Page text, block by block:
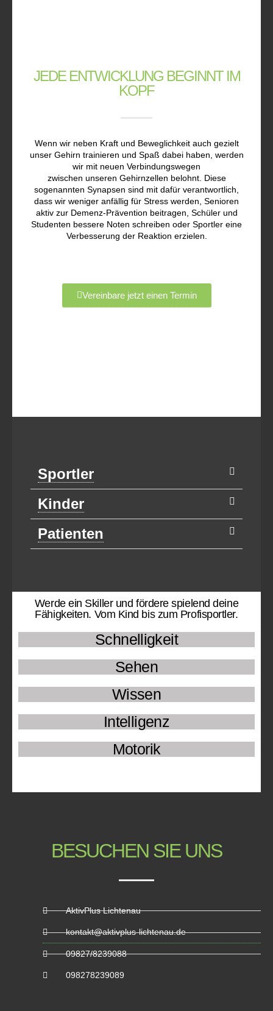
JEDE ENTWICKLUNG BEGINNT IM
KOPF
Wenn wir neben Kraft und Beweglichkeit auch gezielt
unser Gehirn trainieren und Spaß dabei haben, werden
wir mit neuen Verbindungswegen
zwischen unseren Gehirnzellen belohnt. Diese
sogenannten Synapsen sind mit dafür verantwortlich,
dass wir weniger anfällig für Stress werden, Senioren
aktiv zur Demenz-Prävention beitragen, Schüler und
Studenten bessere Noten schreiben oder Sportler eine
Verbesserung der Reaktion erzielen.
Vereinbare jetzt einen Termin
Sportler
Kinder
Patienten
Werde ein Skiller und fördere spielend deine
Fähigkeiten. Vom Kind bis zum Profisportler.
Schnelligkeit
Sehen
Wissen
Intelligenz
Motorik
BESUCHEN SIE UNS
AktivPlus Lichtenau
kontakt@aktivplus-lichtenau.de
09827/8239088
098278239089